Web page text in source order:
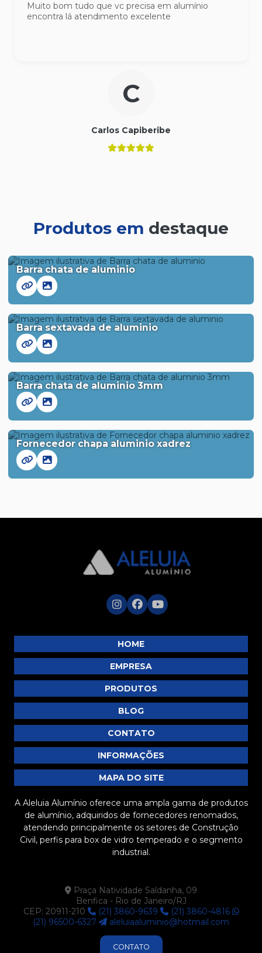
Muito bom tudo que vc precisa em alumínio
encontra lá atendimento excelente
C
Carlos Capiberibe
Produtos em destaque
Barra chata de aluminio
Barra sextavada de aluminio
Barra chata de aluminio 3mm
Fornecedor chapa aluminio xadrez
HOME
EMPRESA
PRODUTOS
BLOG
CONTATO
INFORMAÇÕES
MAPA DO SITE
A Aleluia Alumínio oferece uma ampla gama de produtos
de alumínio, adquiridos de fornecedores renomados,
atendendo principalmente os setores de Construção
Civil, perfis para box de vidro temperado e o segmento
industrial.
Praça Natividade Saldanha, 09
Benfica - Rio de Janeiro/RJ
CEP: 20911-210
(21) 3860-9639
(21) 3860-4816
(21) 96500-6327
aleluiaaluminio@hotmail.com
CONTATO